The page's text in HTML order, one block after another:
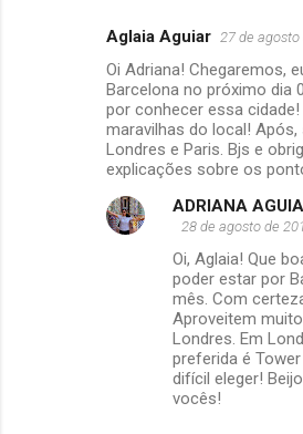
Aglaia Aguiar 27 de
Oi Adriana! Chegaremos,
Barcelona no próximo dia
por conhecer essa
maravilhas do local!
Londres e Paris. Bjs e
explicações sobre os
ADRIANA
28 de agosto de
Oi, Aglaia! Que
poder estar por
mês. Com
Aproveitem
Londres. Em
preferida é Tower
difícil eleger!
vocês!